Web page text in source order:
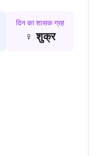
दिन का शासक ग्रह
♀ शुक्र